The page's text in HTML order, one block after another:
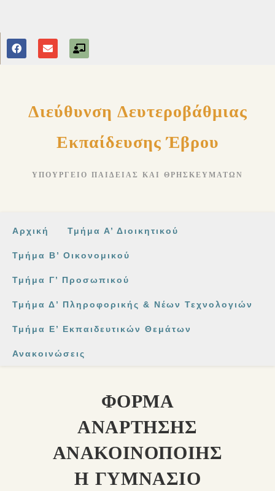
Διεύθυνση Δευτεροβάθμιας
Εκπαίδευσης Έβρου
ΥΠΟΥΡΓΕΊΟ ΠΑΙΔΕΊΑΣ ΚΑΙ ΘΡΗΣΚΕΥΜΆΤΩΝ
Αρχική Τμήμα Α’ Διοικητικού
Τμήμα Β’ Οικονομικού
Τμήμα Γ’ Προσωπικού
Τμήμα Δ’ Πληροφορικής & Νέων Τεχνολογιών
Τμήμα Ε’ Εκπαιδευτικών Θεμάτων
Ανακοινώσεις
ΦΟΡΜΑ
ΑΝΑΡΤΗΣΗΣ
ΑΝΑΚΟΙΝΟΠΟΙΗΣ
Η ΓΥΜΝΑΣΙΟ